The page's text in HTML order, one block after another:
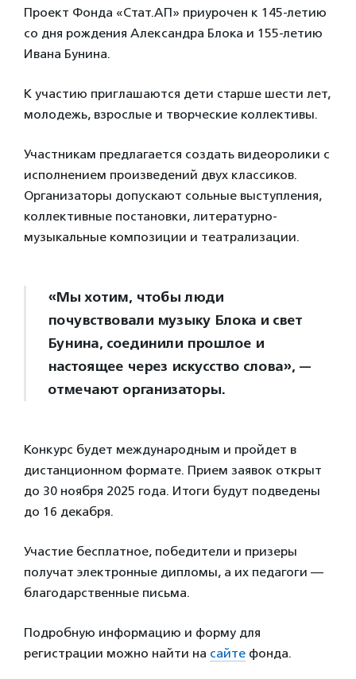
Проект Фонда «Стат.АП» приурочен к 145-летию
со дня рождения Александра Блока и 155-летию
Ивана Бунина.
К участию приглашаются дети старше шести лет,
молодежь, взрослые и творческие коллективы.
Участникам предлагается создать видеоролики с
исполнением произведений двух классиков.
Организаторы допускают сольные выступления,
коллективные постановки, литературно-
музыкальные композиции и театрализации.
«Мы хотим, чтобы люди
почувствовали музыку Блока и свет
Бунина, соединили прошлое и
настоящее через искусство слова», —
отмечают организаторы.
Конкурс будет международным и пройдет в
дистанционном формате. Прием заявок открыт
до 30 ноября 2025 года. Итоги будут подведены
до 16 декабря.
Участие бесплатное, победители и призеры
получат электронные дипломы, а их педагоги —
благодарственные письма.
Подробную информацию и форму для
регистрации можно найти на сайте фонда.